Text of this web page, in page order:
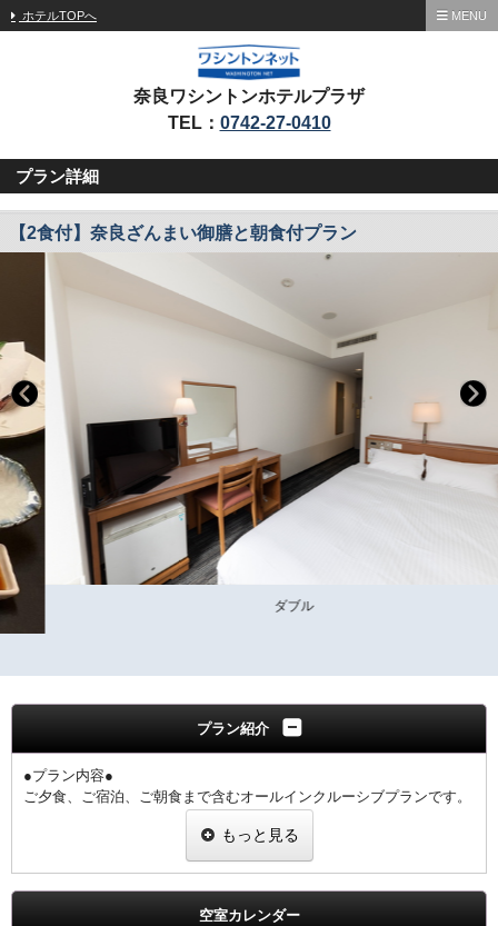
ホテルTOPへ MENU
奈良ワシントンホテルプラザ
TEL： 0742-27-0410
プラン詳細
【2食付】奈良ざんまい御膳と朝食付プラン
プラン紹介
●プラン内容●
ご夕食、ご宿泊、ご朝食まで含むオールインクルーシブプランです。
奈良の地酒・ご当地クラフトビールも一同に揃えております。
もっと見る
空室カレンダー